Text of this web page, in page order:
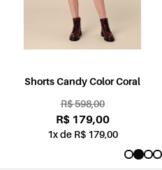
Shorts Candy Color Coral
R$ 598,00
R$ 179,00
1x de R$ 179,00